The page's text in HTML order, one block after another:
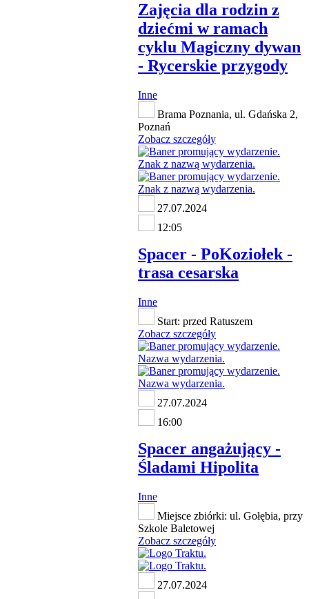
Zajęcia dla rodzin z
dziećmi w ramach
cyklu Magiczny dywan
- Rycerskie przygody
Inne
Brama Poznania, ul. Gdańska 2,
Poznań
Zobacz szczegóły
27.07.2024
12:05
Spacer - PoKoziołek -
trasa cesarska
Inne
Start: przed Ratuszem
Zobacz szczegóły
27.07.2024
16:00
Spacer angażujący -
Śladami Hipolita
Inne
Miejsce zbiórki: ul. Gołębia, przy
Szkole Baletowej
Zobacz szczegóły
27.07.2024